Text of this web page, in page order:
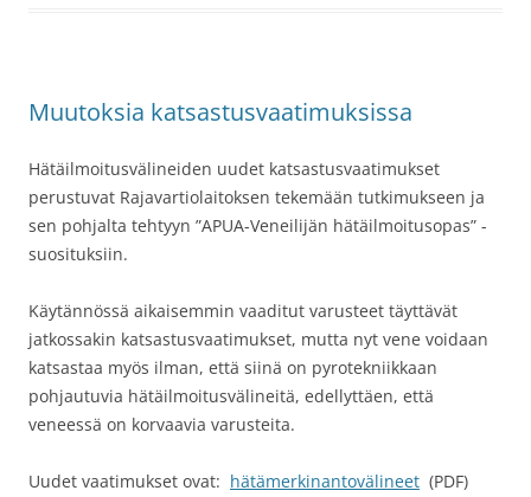
Muutoksia katsastusvaatimuksissa
Hätäilmoitusvälineiden uudet katsastusvaatimukset
perustuvat Rajavartiolaitoksen tekemään tutkimukseen ja
sen pohjalta tehtyyn ”APUA-Veneilijän hätäilmoitusopas” -
suosituksiin.
Käytännössä aikaisemmin vaaditut varusteet täyttävät
jatkossakin katsastusvaatimukset, mutta nyt vene voidaan
katsastaa myös ilman, että siinä on pyrotekniikkaan
pohjautuvia hätäilmoitusvälineitä, edellyttäen, että
veneessä on korvaavia varusteita.
Uudet vaatimukset ovat: hätämerkinantovälineet (PDF)